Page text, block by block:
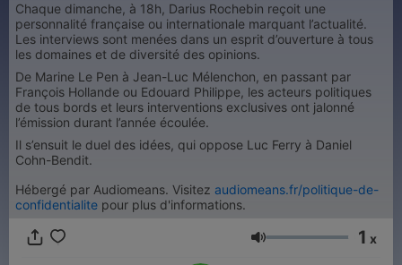
Chaque dimanche, à 18h, Darius Rochebin reçoit une
personnalité française ou internationale marquant l’actualité.
Les interviews sont menées dans un esprit d’ouverture à tous
les domaines et de diversité des opinions.
De Marine Le Pen à Jean-Luc Mélenchon, en passant par
François Hollande ou Edouard Philippe, les acteurs politiques
de tous bords et leurs interventions exclusives ont jalonné
l’émission durant l’année écoulée.
Il s’ensuit le duel des idées, qui oppose Luc Ferry à Daniel
Cohn-Bendit.
Hébergé par Audiomeans. Visitez audiomeans.fr/politique-de-
confidentialite pour plus d'informations.
Volume 1 x